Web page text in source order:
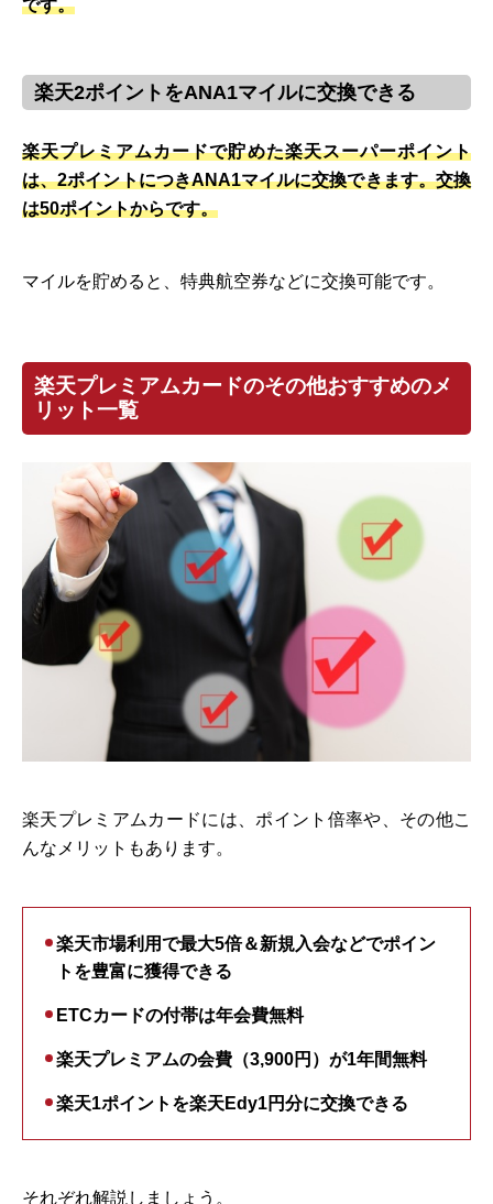
です。
楽天2ポイントをANA1マイルに交換できる
楽天プレミアムカードで貯めた楽天スーパーポイント
は、2ポイントにつきANA1マイルに交換できます。交換
は50ポイントからです。
マイルを貯めると、特典航空券などに交換可能です。
楽天プレミアムカードのその他おすすめのメ
リット一覧
楽天プレミアムカードには、ポイント倍率や、その他こ
んなメリットもあります。
楽天市場利用で最大5倍＆新規入会などでポイン
トを豊富に獲得できる
ETCカードの付帯は年会費無料
楽天プレミアムの会費（3,900円）が1年間無料
楽天1ポイントを楽天Edy1円分に交換できる
それぞれ解説しましょう。